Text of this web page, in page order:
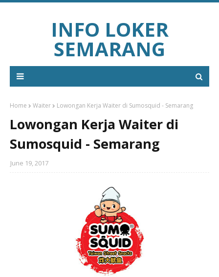
INFO LOKER
SEMARANG
Home Waiter Lowongan Kerja Waiter di Sumosquid - Semarang
Lowongan Kerja Waiter di
Sumosquid - Semarang
June 19, 2017